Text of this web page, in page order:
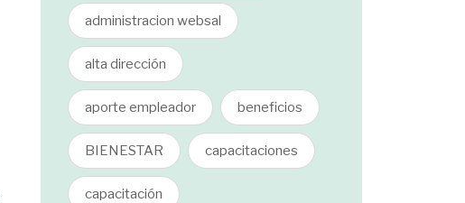
administracion websal
alta dirección
aporte empleador beneficios
BIENESTAR capacitaciones
capacitación